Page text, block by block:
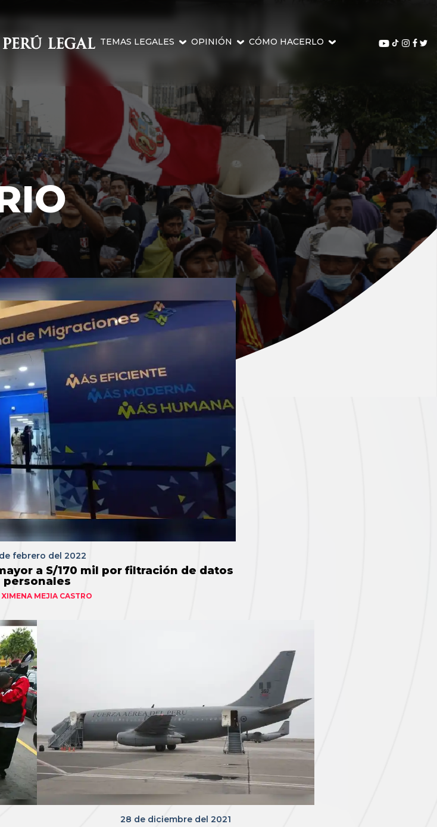
TEMAS LEGALES OPINIÓN CÓMO HACERLO
febrero del 2022
a S/170 mil por filtración de datos
personales
XIMENA MEJIA CASTRO
28 de diciembre del 2021